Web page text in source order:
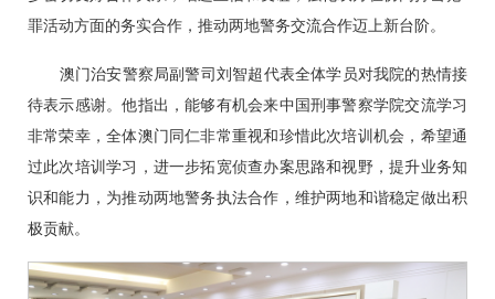
罪活动方面的务实合作，推动两地警务交流合作迈上新台阶。
澳门治安警察局副警司刘智超代表全体学员对我院的热情接
待表示感谢。他指出，能够有机会来中国刑事警察学院交流学习
非常荣幸，全体澳门同仁非常重视和珍惜此次培训机会，希望通
过此次培训学习，进一步拓宽侦查办案思路和视野，提升业务知
识和能力，为推动两地警务执法合作，维护两地和谐稳定做出积
极贡献。